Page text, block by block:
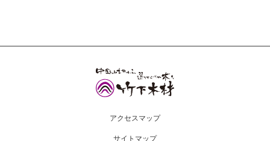
アクセスマップ
サイトマップ